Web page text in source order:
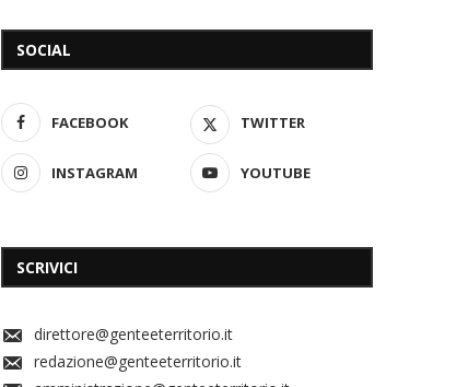
SOCIAL
FACEBOOK TWITTER
INSTAGRAM YOUTUBE
SCRIVICI
direttore@genteeterritorio.it
redazione@genteeterritorio.it